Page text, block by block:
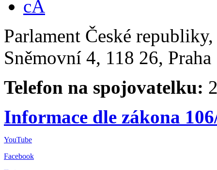
Parlament České
Sněmovní 4, 118 26,
Telefon na spojovatelku:
Informace dle zákona
YouTube
Facebook